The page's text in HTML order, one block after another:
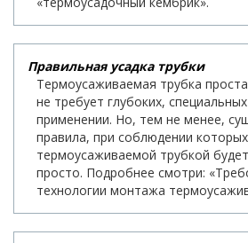
Правильная усадка трубки
Термоусаживаемая трубка
не требует глубоких,
применении. Но, тем не менее,
правила, при соблюдении
термоусаживаемой трубкой
просто. Подробнее смотри:
технологии монтажа